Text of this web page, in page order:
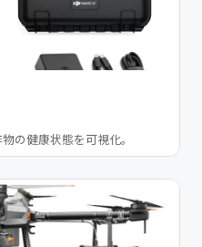
の健康状態を可視化。